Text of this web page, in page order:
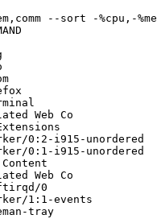
--sort -%cpu,-
Web Co
0:2-i915-unordered
0:1-i915-unordered
Web Co
0
1:1-events
tray